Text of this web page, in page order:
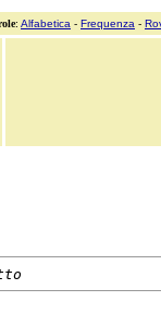
: Alfabetica - Frequenza -